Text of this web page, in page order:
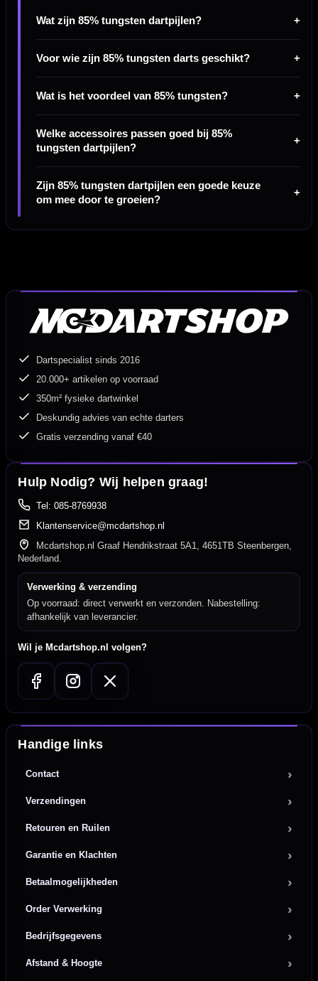
Wat zijn 85% tungsten dartpijlen?
Voor wie zijn 85% tungsten darts geschikt?
Wat is het voordeel van 85% tungsten?
Welke accessoires passen goed bij 85%
tungsten dartpijlen?
Zijn 85% tungsten dartpijlen een goede keuze
om mee door te groeien?
Dartspecialist sinds 2016
20.000+ artikelen op voorraad
350m² fysieke dartwinkel
Deskundig advies van echte darters
Gratis verzending vanaf €40
Hulp Nodig? Wij helpen graag!
Tel: 085-8769938
Klantenservice@mcdartshop.nl
Mcdartshop.nl Graaf Hendrikstraat 5A1, 4651TB Steenbergen,
Nederland.
Verwerking & verzending
Op voorraad: direct verwerkt en verzonden. Nabestelling:
afhankelijk van leverancier.
Wil je Mcdartshop.nl volgen?
Handige links
Contact
Verzendingen
Retouren en Ruilen
Garantie en Klachten
Betaalmogelijkheden
Order Verwerking
Bedrijfsgegevens
Afstand & Hoogte